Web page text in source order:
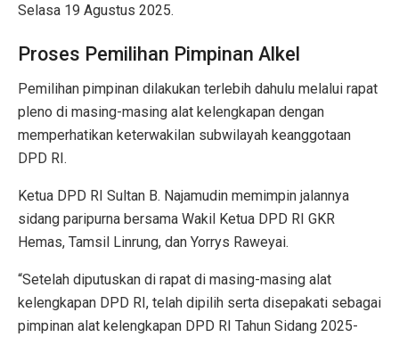
Selasa 19 Agustus 2025.
Proses Pemilihan Pimpinan Alkel
Pemilihan pimpinan dilakukan terlebih dahulu melalui rapat
pleno di masing-masing alat kelengkapan dengan
memperhatikan keterwakilan subwilayah keanggotaan
DPD RI.
Ketua DPD RI Sultan B. Najamudin memimpin jalannya
sidang paripurna bersama Wakil Ketua DPD RI GKR
Hemas, Tamsil Linrung, dan Yorrys Raweyai.
“Setelah diputuskan di rapat di masing-masing alat
kelengkapan DPD RI, telah dipilih serta disepakati sebagai
pimpinan alat kelengkapan DPD RI Tahun Sidang 2025-